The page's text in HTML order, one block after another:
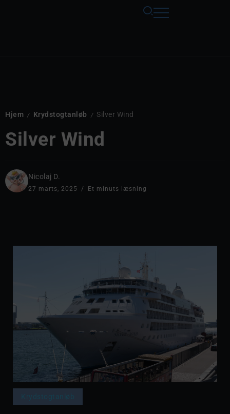
Hjem / Krydstogtanløb / Silver Wind
Silver Wind
Nicolaj D.
27 marts, 2025 Et minuts læsning